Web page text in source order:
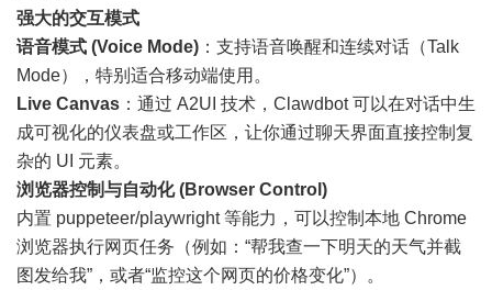
强大的交互模式
语音模式 (Voice Mode) ：支持语音唤醒和连续对话（Talk
Mode），特别适合移动端使用。
Live Canvas ：通过 A2UI 技术，Clawdbot 可以在对话中生
成可视化的仪表盘或工作区，让你通过聊天界面直接控制复
杂的 UI 元素。
浏览器控制与自动化 (Browser Control)
内置 puppeteer/playwright 等能力，可以控制本地 Chrome
浏览器执行网页任务（例如：“帮我查一下明天的天气并截
图发给我”，或者“监控这个网页的价格变化”）。